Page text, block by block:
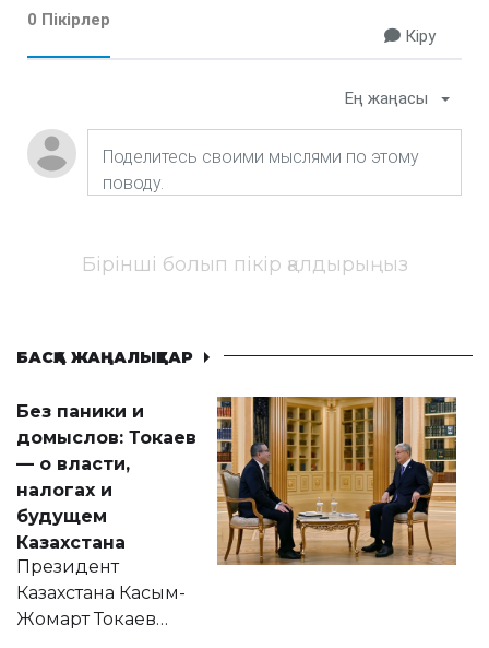
0 Пікірлер
Кіру
Ең жаңасы
Бірінші болып пікір қалдырыңыз
БАСҚА ЖАҢАЛЫҚТАР
Без паники и
домыслов: Токаев
— о власти,
налогах и
будущем
Казахстана
Президент
Казахстана Касым-
Жомарт Токаев